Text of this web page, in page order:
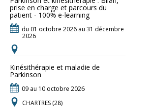
prise en charge et parcours du
patient - 100% e-learning
du 01 octobre 2026 au 31 décembre
2026
Kinésithérapie et maladie de
Parkinson
09 au 10 octobre 2026
CHARTRES (28)